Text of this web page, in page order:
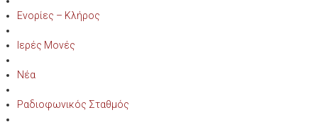
Ενορίες – Κλήρος
Ιερές Μονές
Νέα
Ραδιοφωνικός Σταθμός